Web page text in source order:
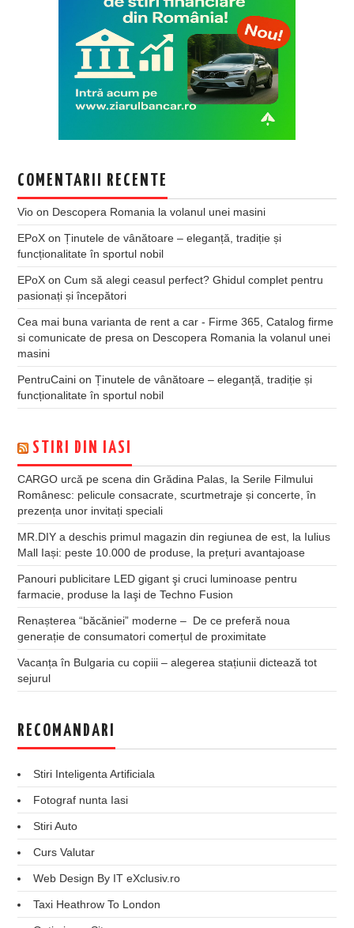
COMENTARII RECENTE
Vio on Descopera Romania la volanul unei masini
EPoX onȚinutele de vânătoare – eleganță, tradiție și
funcționalitate în sportul nobil
EPoX onCum să alegi ceasul perfect? Ghidul complet pentru
pasionați și începători
Cea mai buna varianta de rent a car - Firme 365, Catalog firme
si comunicate de presa on Descopera Romania la volanul unei
masini
PentruCaini onȚinutele de vânătoare – eleganță, tradiție și
funcționalitate în sportul nobil
STIRI DIN IASI
CARGO urcă pe scena din Grădina Palas, la Serile Filmului
Românesc: pelicule consacrate, scurtmetraje și concerte, în
prezența unor invitați speciali
MR.DIY a deschis primul magazin din regiunea de est, la Iulius
Mall Iași: peste 10.000 de produse, la prețuri avantajoase
Panouri publicitare LED gigant şi cruci luminoase pentru
farmacie, produse la Iaşi de Techno Fusion
Renașterea “băcăniei” moderne – De ce preferă noua
generație de consumatori comerțul de proximitate
Vacanța în Bulgaria cu copiii – alegerea stațiunii dictează tot
sejurul
RECOMANDARI
Stiri Inteligenta Artificiala
Fotograf nunta Iasi
Stiri Auto
Curs Valutar
Web Design By IT eXclusiv.ro
Taxi Heathrow To London